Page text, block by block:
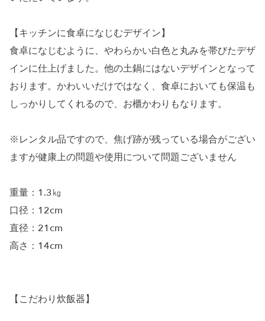
【キッチンに食卓になじむデザイン】
食卓になじむように、やわらかい白色と丸みを帯びたデザ
インに仕上げました。他の土鍋にはないデザインとなって
おります。かわいいだけではなく、食卓においても保温も
しっかりしてくれるので、お櫃かわりもなります。
※レンタル品ですので、焦げ跡が残っている場合がござい
ますが健康上の問題や使用について問題ございません
重量：1.3㎏
口径：12cm
直径：21cm
高さ：14cm
【こだわり炊飯器】